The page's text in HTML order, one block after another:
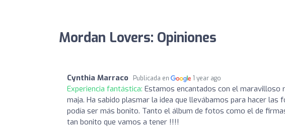
Mordan Lovers: Opiniones
Cynthia Marraco Publicada en 1 year ago
Experiencia fantástica: Estamos encantados con el maravilloso
maja. Ha sabido plasmar la idea que llevábamos para hacer
podía ser más bonito. Tanto el álbum de fotos como el de
tan bonito que vamos a tener !!!!